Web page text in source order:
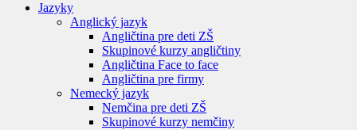
Jazyky
Anglický jazyk
Angličtina pre deti ZŠ
Skupinové kurzy angličtiny
Angličtina Face to face
Angličtina pre firmy
Nemecký jazyk
Nemčina pre deti ZŠ
Skupinové kurzy nemčiny